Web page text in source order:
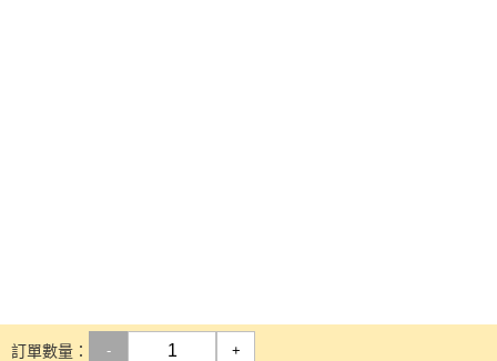
訂單數量： - +